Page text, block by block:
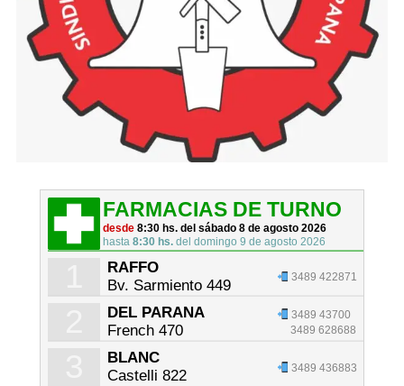
FARMACIAS DE TURNO
desde8:30 hs. del sábado 8 de agosto 2026
hasta8:30 hs. del domingo 9 de agosto 2026
RAFFO
Bv. Sarmiento 449
3489 422871
DEL PARANA
French 470
3489 43700
3489 628688
BLANC
Castelli 822
3489 436883